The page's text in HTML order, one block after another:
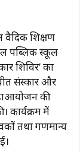
वैदिक शिक्षण
पब्लिक स्कूल
शिविर’ का
संस्कार और
की
कार्यक्रम में
तथा गणमान्य